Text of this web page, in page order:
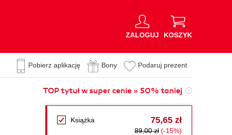
ZALOGUJ KOSZYK
Pobierz aplikację Bony Podaruj prezent
TOP tytuł w super cenie » 50% taniej
Książka 75,65 zł
89,00 zł (-15%)